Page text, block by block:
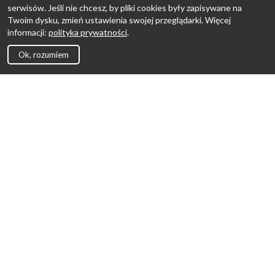
serwisów. Jeśli nie chcesz, by pliki cookies były zapisywane na
Twoim dysku, zmień ustawienia swojej przeglądarki. Więcej
informacji: polityka prywatności.
Ok, rozumiem